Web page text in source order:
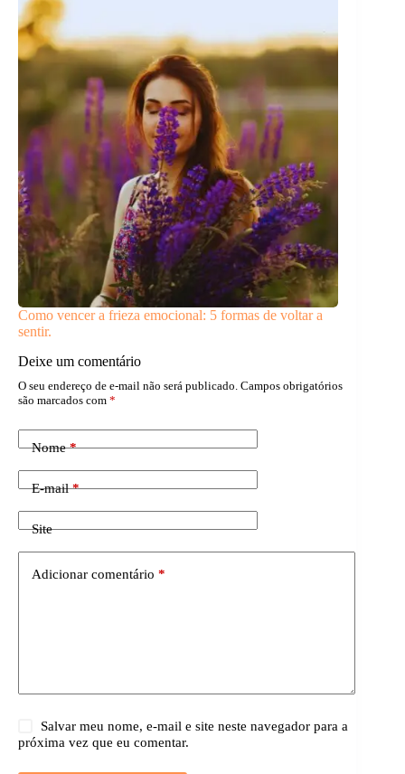
Como vencer a frieza emocional: 5 formas de voltar a
sentir.
Deixe um comentário
O seu endereço de e-mail não será publicado. Campos obrigatórios
são marcados com *
Nome*
E-mail*
Site
Adicionar comentário *
Salvar meu nome, e-mail e site neste navegador para a
próxima vez que eu comentar.